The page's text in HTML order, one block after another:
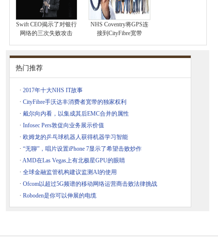
Swift CEO揭示了对银行
网络的三次失败攻击
NHS Coventry将GPS连
接到CityFibre宽带
热门推荐
· 2017年十大NHS IT故事
· CityFibre手沃达丰消费者宽带的独家权利
· 戴尔向内看，以集成其后EMC合并的属性
· Infosec Pers敦促向业务展示价值
· 欧姆龙的乒乓球机器人获得机器学习智能
· “无聊”，唱片设置iPhone 7显示了希望击败炒作
· AMD在Las Vegas上有北极星GPU的眼睛
· 全球金融监管机构建议监测AI的使用
· Ofcom以超过5G频谱的移动网络运营商击败法律挑战
· Roboden是你可以伸展的电缆